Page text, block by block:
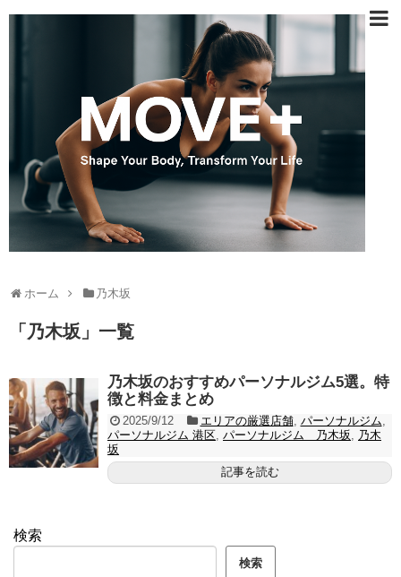
ホーム 乃木坂
「 乃木坂 」 一覧
乃木坂のおすすめパーソナルジム5選。特
徴と料金まとめ
2025/9/12 エリアの厳選店舗, パーソナルジム
パーソナルジム 港区 パーソナルジム 乃木坂
乃木
坂
記事を読む
検索
検索